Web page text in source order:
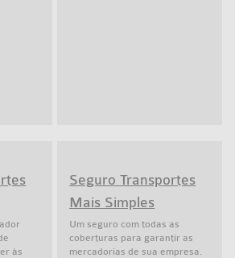
às
Seguro Transportes
Mais Simples
Um seguro com todas as
coberturas para garantir as
mercadorias de sua empresa.